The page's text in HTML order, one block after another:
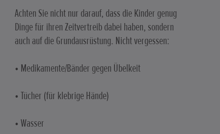
Achten Sie nicht nur darauf, dass die Kinder genug
Dinge für ihren Zeitvertreib dabei haben, sondern
auch auf die Grundausrüstung. Nicht vergessen:
• Medikamente/Bänder gegen Übelkeit
• Tücher (für klebrige Hände)
• Wasser